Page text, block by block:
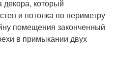
который
и потолка по периметру
помещения законченный
в примыкании двух